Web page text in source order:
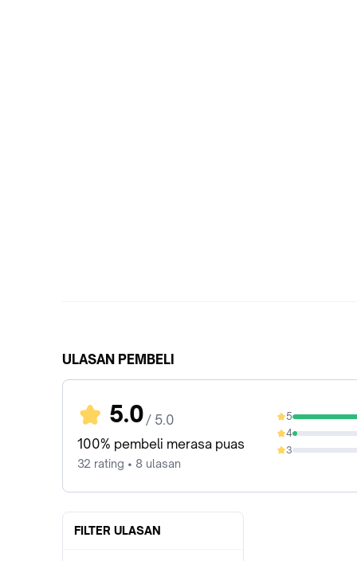
ULASAN PEMBELI
5.0 / 5.0
100% pembeli merasa puas
32 rating • 8 ulasan
5
96.88%
4
3.13%
3
0%
FILTER ULASAN